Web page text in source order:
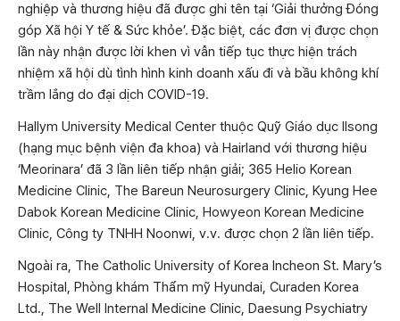
nghiệp và thương hiệu đã được ghi tên tại ‘Giải thưởng Đóng
góp Xã hội Y tế & Sức khỏe’. Đặc biệt, các đơn vị được chọn
lần này nhận được lời khen vì vẫn tiếp tục thực hiện trách
nhiệm xã hội dù tình hình kinh doanh xấu đi và bầu không khí
trầm lắng do đại dịch COVID-19.
Hallym University Medical Center thuộc Quỹ Giáo dục Ilsong
(hạng mục bệnh viện đa khoa) và Hairland với thương hiệu
‘Meorinara’ đã 3 lần liên tiếp nhận giải; 365 Helio Korean
Medicine Clinic, The Bareun Neurosurgery Clinic, Kyung Hee
Dabok Korean Medicine Clinic, Howyeon Korean Medicine
Clinic, Công ty TNHH Noonwi, v.v. được chọn 2 lần liên tiếp.
Ngoài ra, The Catholic University of Korea Incheon St. Mary’s
Hospital, Phòng khám Thẩm mỹ Hyundai, Curaden Korea
Ltd., The Well Internal Medicine Clinic, Daesung Psychiatry